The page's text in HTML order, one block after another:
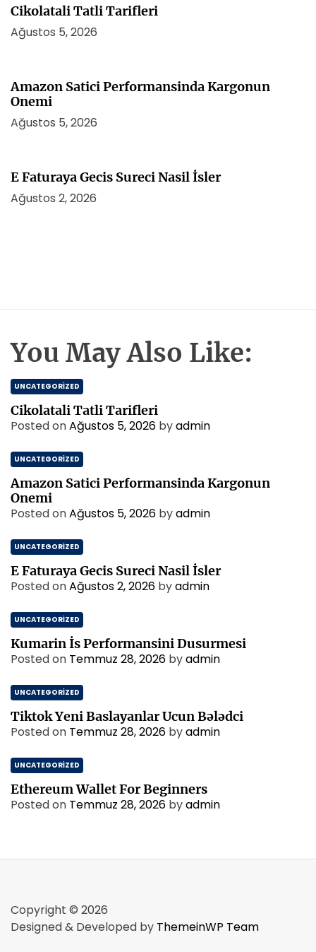
Cikolatali Tatli Tarifleri
Ağustos 5, 2026
Amazon Satici Performansinda Kargonun
Onemi
Ağustos 5, 2026
E Faturaya Gecis Sureci Nasil İsler
Ağustos 2, 2026
You May Also Like:
UNCATEGORIZED
Cikolatali Tatli Tarifleri
Posted onAğustos 5, 2026 byadmin
UNCATEGORIZED
Amazon Satici Performansinda Kargonun
Onemi
Posted onAğustos 5, 2026 byadmin
UNCATEGORIZED
E Faturaya Gecis Sureci Nasil İsler
Posted onAğustos 2, 2026 byadmin
UNCATEGORIZED
Kumarin İs Performansini Dusurmesi
Posted on Temmuz 28, 2026 byadmin
UNCATEGORIZED
Tiktok Yeni Baslayanlar Ucun Bələdci
Posted on Temmuz 28, 2026 byadmin
UNCATEGORIZED
Ethereum Wallet For Beginners
Posted on Temmuz 28, 2026 byadmin
Copyright © 2026
Designed & Developed by ThemeinWP Team